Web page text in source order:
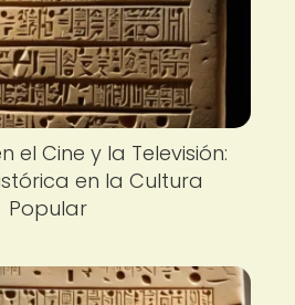
el Cine y la Televisión:
en la Cultura
Popular